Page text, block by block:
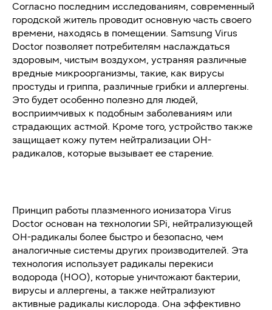
Согласно последним исследованиям, современный
городской житель проводит основную часть своего
времени, находясь в помещении. Samsung Virus
Doctor позволяет потребителям наслаждаться
здоровым, чистым воздухом, устраняя различные
вредные микроорганизмы, такие, как вирусы
простуды и гриппа, различные грибки и аллергены.
Это будет особенно полезно для людей,
восприимчивых к подобным заболеваниям или
страдающих астмой. Кроме того, устройство также
защищает кожу путем нейтрализации OH-
радикалов, которые вызывает ее старение.
Принцип работы плазменного ионизатора Virus
Doctor основан на технологии SPi, нейтрализующей
ОН-радикалы более быстро и безопасно, чем
аналогичные системы других производителей. Эта
технология использует радикалы перекиси
водорода (HOO), которые уничтожают бактерии,
вирусы и аллергены, а также нейтрализуют
активные радикалы кислорода. Она эффективно